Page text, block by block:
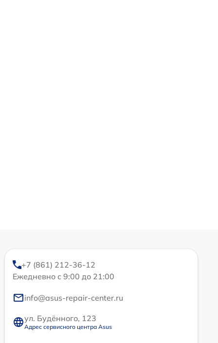
+7 (861) 212-36-12
Ежедневно с 9:00 до 21:00
info@asus-repair-center.ru
ул. Будённого, 123
Адрес сервисного центра Asus